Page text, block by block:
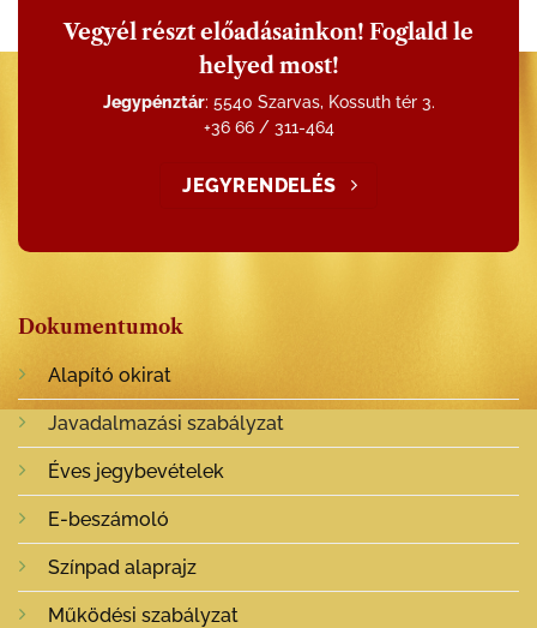
Vegyél részt előadásainkon! Foglald le
helyed most!
Jegypénztár: 5540 Szarvas, Kossuth tér 3.
+36 66 / 311-464
JEGYRENDELÉS
Dokumentumok
Alapító okirat
Javadalmazási szabályzat
Éves jegybevételek
E-beszámoló
Színpad alaprajz
Működési szabályzat